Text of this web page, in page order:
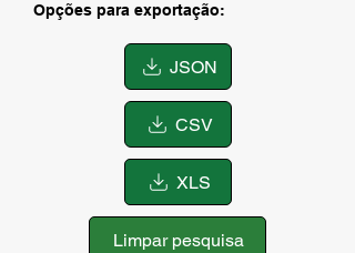
Opções para exportação:
JSON
CSV
XLS
Limpar pesquisa